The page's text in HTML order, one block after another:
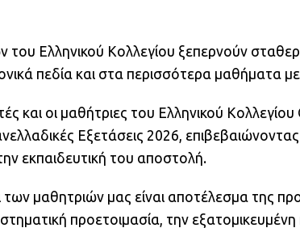
του Ελληνικού Κολλεγίου ξεπερνούν
πεδία και στα περισσότερα μαθήματα
και οι μαθήτριες του Ελληνικού
Εξετάσεις 2026,
εκπαιδευτική του αποστολή.
των μαθητριών μας είναι αποτέλεσμα της
προετοιμασία, την